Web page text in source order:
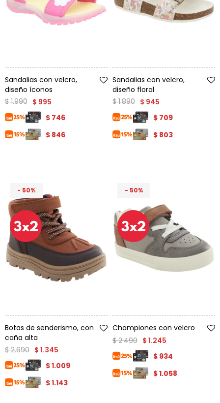
Sandalias con velcro,
diseño íconos
$ 995
$ 1.990
$ 746
$ 846
Sandalias con velcro,
diseño floral
$ 945
$ 1.890
$ 709
$ 803
50
Botas de senderismo, con
caña alta
$ 1.345
$ 2.690
$1.009
$1.143
50
Championes con velcro
$ 1.245
$ 2.490
$ 934
$1.058